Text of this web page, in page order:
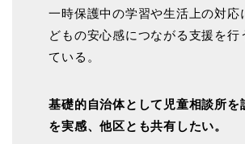
一時保護中の学習や生活上の対応
どもの安心感につながる支援を行
ている。
基礎的自治体として児童相談所を
を実感、他区とも共有したい。